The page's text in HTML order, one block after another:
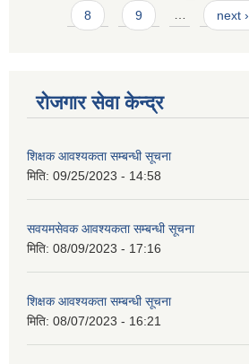
8 9 … next ›
रोजगार सेवा केन्द्र
शिक्षक आवश्यकता सम्बन्धी सूचना
मिति: 09/25/2023 - 14:58
सवयमसेवक आवश्यकता सम्बन्धी सूचना
मिति: 08/09/2023 - 17:16
शिक्षक आवश्यकता सम्बन्धी सूचना
मिति: 08/07/2023 - 16:21